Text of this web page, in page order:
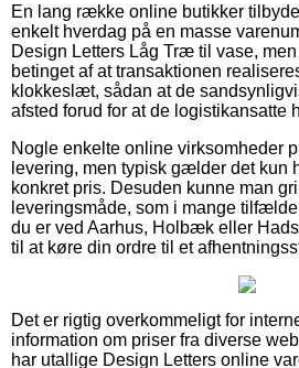
En lang række online butikker
enkelt hverdag på en masse
Design Letters Låg Træ til vase,
betinget af at transaktionen
klokkeslæt, sådan at de
afsted forud for at de logistikansatte
Nogle enkelte online virksomheder
levering, men typisk gælder det kun
konkret pris. Desuden kunne man
leveringsmåde, som i mange
du er ved Aarhus, Holbæk eller
til at køre din ordre til et
Det er rigtig overkommeligt for
information om priser fra diverse
har utallige Design Letters online